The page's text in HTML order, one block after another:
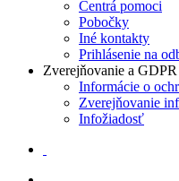
Centrá pomoci
Pobočky
Iné kontakty
Prihlásenie na
Zverejňovanie a GDPR
Informácie o
Zverejňovanie
Infožiadosť